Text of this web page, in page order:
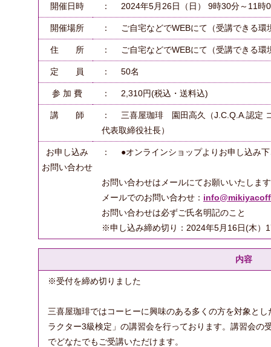
開催日時 ： 2024年5月26日（日） 9時30分～11時
開催場所 ： ご自宅などでWEBにて（受講できる環
住 所 ： ご自宅などでWEBにて（受講できる環
定 員 ： 50名
参 加 費 ： 2,310円(税込・送料込)
講 師
： 三喜屋珈琲 園田高久（J.C.Q.A.認定
代表取締役社長）
お申し込み
お問い合わせ
： ●オンラインショップよりお申し込み
お問い合わせはメールにてお願いいたしま
メールでのお問い合わせ：
お問い合わせは必ずご氏名明記のこと
※申し込み締め切り：2024年5月16日(木）
内容
※受付を締め切りました
三喜屋珈琲ではコーヒーに興味のある多くの方を対象と
ラクター3級検定」の講習会を行っております。講習会の
でどなたでもご受講いただけます。